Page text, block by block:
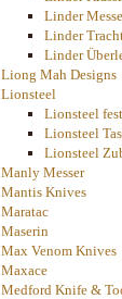
Linder
Linder
Linder
Liong Mah Designs
Lionsteel
Lionsteel
Lionsteel
Lionsteel
Manly Messer
Mantis Knives
Maratac
Maserin
Max Venom Knives
Maxace
Medford Knife &